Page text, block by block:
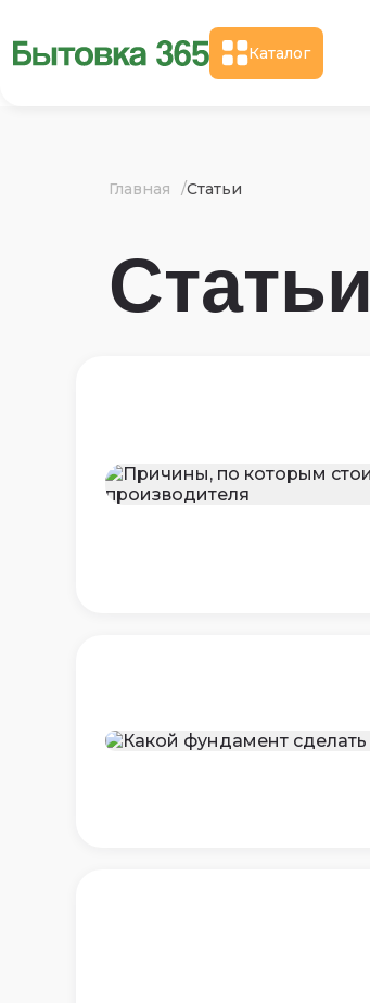
Каталог
Главная Статьи
Статьи